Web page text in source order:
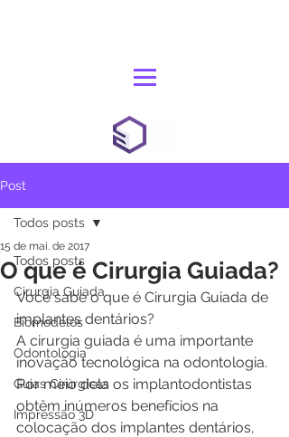
Post
Todos posts
Cirurgia Guiada
Biomodelos
Odontologia
Guias Cirúrgicas
Impressão 3D
Todos posts
O que é Cirurgia Guiada?
15 de mai. de 2017
Você sabe o que é Cirurgia Guiada de
implantes dentários?
A cirurgia guiada é uma importante
inovação tecnológica na odontologia.
Por meio dela os implantodontistas
obtêm inúmeros benefícios na
colocação dos implantes dentários,